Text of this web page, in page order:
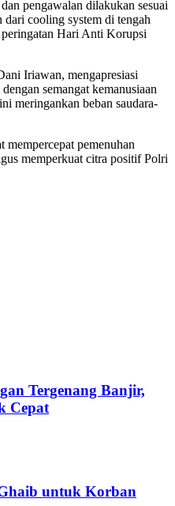
pengawalan dilakukan sesuai
dari cooling system di tengah
Hari Anti Korupsi
Iriawan, mengapresiasi
semangat kemanusiaan
meringankan beban saudara-
mempercepat pemenuhan
memperkuat citra positif Polri
Tergenang Banjir,
Cepat
untuk Korban